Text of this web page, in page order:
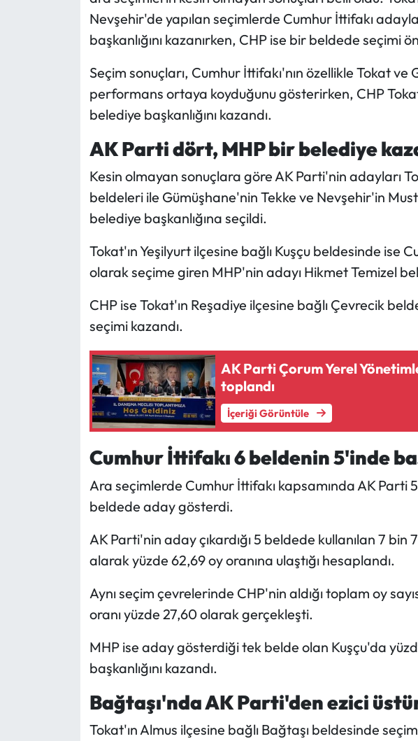
Nevşehir'de yapılan seçimlerde Cumhur İttifakı
başkanlığını kazanırken, CHP ise bir beldede seçimi
Seçim sonuçları, Cumhur İttifakı'nın özellikle Tokat
performans ortaya koyduğunu gösterirken, CHP
belediye başkanlığını kazandı.
AK Parti dört, MHP bir belediye
Kesin olmayan sonuçlara göre AK Parti'nin adayları
beldeleri ile Gümüşhane'nin Tekke ve Nevşehir'in
belediye başkanlığına seçildi.
Tokat'ın Yeşilyurt ilçesine bağlı Kuşçu beldesinde ise
olarak seçime giren MHP'nin adayı Hikmet Temizel
CHP ise Tokat'ın Reşadiye ilçesine bağlı Çevrecik
seçimi kazandı.
AK Parti Çorum Yerel
toplandı
İçeriği Görüntüle
Cumhur İttifakı 6 beldenin 5'inde
Ara seçimlerde Cumhur İttifakı kapsamında AK Parti
beldede aday gösterdi.
AK Parti'nin aday çıkardığı 5 beldede kullanılan 7 bin
alarak yüzde 62,69 oy oranına ulaştığı hesaplandı.
Aynı seçim çevrelerinde CHP'nin aldığı toplam oy
oranı yüzde 27,60 olarak gerçekleşti.
MHP ise aday gösterdiği tek belde olan Kuşçu'da
başkanlığını kazandı.
Bağtaşı'nda AK Parti'den ezici
Tokat'ın Almus ilçesine bağlı Bağtaşı beldesinde
Mecitözü Haberleri
Oğuzlar Haberleri
Ortaköy Haberleri
Osmancık Haberleri
Otomotiv
Resmi İlan
Resmi Reklam
Sungurlu Haberleri
Uğurludağ Haberleri
Yayla Haber
Yemek Tarifleri
Yerel Haberler